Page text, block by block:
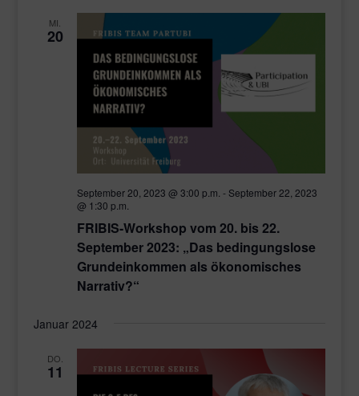
MI.
20
September 20, 2023 @ 3:00 p.m. -September 22, 2023
@ 1:30 p.m.
FRIBIS-Workshop vom 20. bis 22.
September 2023: „Das bedingungslose
Grundeinkommen als ökonomisches
Narrativ?“
Januar 2024
DO.
11